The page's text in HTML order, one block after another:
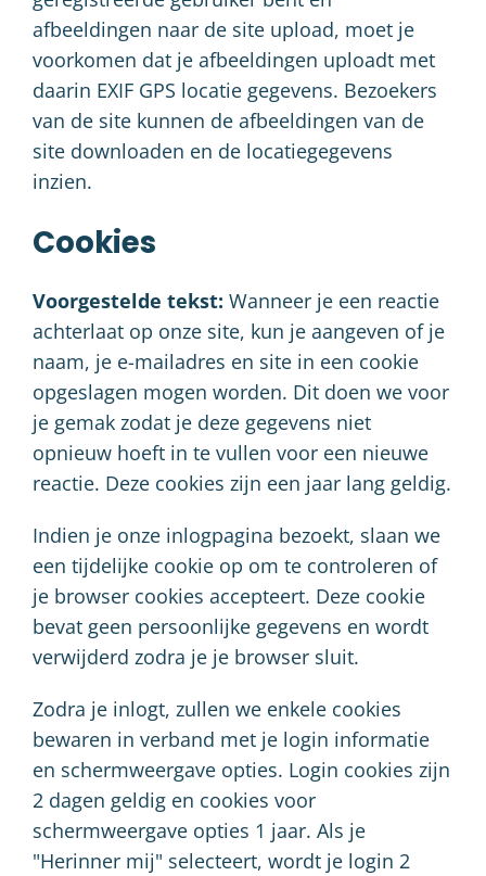
afbeeldingen naar de site upload, moet je
voorkomen dat je afbeeldingen uploadt met
daarin EXIF GPS locatie gegevens. Bezoekers
van de site kunnen de afbeeldingen van de
site downloaden en de locatiegegevens
inzien.
Cookies
Voorgestelde tekst: Wanneer je een reactie
achterlaat op onze site, kun je aangeven of je
naam, je e-mailadres en site in een cookie
opgeslagen mogen worden. Dit doen we voor
je gemak zodat je deze gegevens niet
opnieuw hoeft in te vullen voor een nieuwe
reactie. Deze cookies zijn een jaar lang geldig.
Indien je onze inlogpagina bezoekt, slaan we
een tijdelijke cookie op om te controleren of
je browser cookies accepteert. Deze cookie
bevat geen persoonlijke gegevens en wordt
verwijderd zodra je je browser sluit.
Zodra je inlogt, zullen we enkele cookies
bewaren in verband met je login informatie
en schermweergave opties. Login cookies zijn
2 dagen geldig en cookies voor
schermweergave opties 1 jaar. Als je
"Herinner mij" selecteert, wordt je login 2